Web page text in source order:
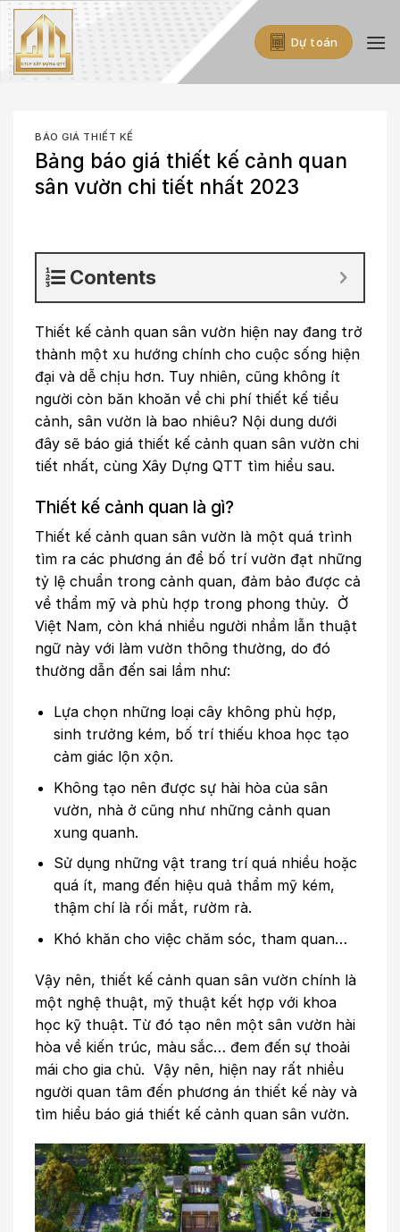
Skip
to
content
Dự toán
BÁO GIÁ THIẾT KẾ
Bảng báo giá thiết kế cảnh quan
sân vườn chi tiết nhất 2023
Contents
Thiết kế cảnh quan sân vườn hiện nay đang trở
thành một xu hướng chính cho cuộc sống hiện
đại và dễ chịu hơn. Tuy nhiên, cũng không ít
người còn băn khoăn về chi phí thiết kế tiểu
cảnh, sân vườn là bao nhiêu? Nội dung dưới
đây sẽ báo giá thiết kế cảnh quan sân vườn chi
tiết nhất, cùng Xây Dựng QTT tìm hiểu sau.
Thiết kế cảnh quan là gì?
Thiết kế cảnh quan sân vườn là một quá trình
tìm ra các phương án để bố trí vườn đạt những
tỷ lệ chuẩn trong cảnh quan, đảm bảo được cả
về thẩm mỹ và phù hợp trong phong thủy. Ở
Việt Nam, còn khá nhiều người nhầm lẫn thuật
ngữ này với làm vườn thông thường, do đó
thường dẫn đến sai lầm như:
Lựa chọn những loại cây không phù hợp,
sinh trưởng kém, bố trí thiếu khoa học tạo
cảm giác lộn xộn.
Không tạo nên được sự hài hòa của sân
vườn, nhà ở cũng như những cảnh quan
xung quanh.
Sử dụng những vật trang trí quá nhiều hoặc
quá ít, mang đến hiệu quả thẩm mỹ kém,
thậm chí là rối mắt, rườm rà.
Khó khăn cho việc chăm sóc, tham quan…
Vậy nên, thiết kế cảnh quan sân vườn chính là
một nghệ thuật, mỹ thuật kết hợp với khoa
học kỹ thuật. Từ đó tạo nên một sân vườn hài
hòa về kiến trúc, màu sắc… đem đến sự thoải
mái cho gia chủ. Vậy nên, hiện nay rất nhiều
người quan tâm đến phương án thiết kế này và
tìm hiểu báo giá thiết kế cảnh quan sân vườn.